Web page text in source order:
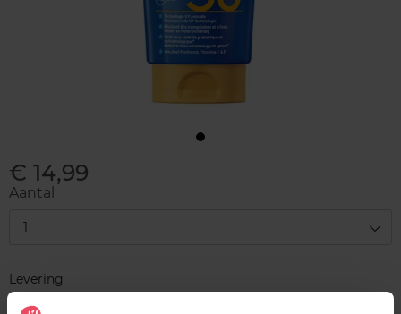
€ 14,99
Aantal
1
Levering
Voorradig